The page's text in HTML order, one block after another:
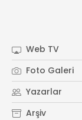
Web TV
Foto Galeri
Yazarlar
Arşiv